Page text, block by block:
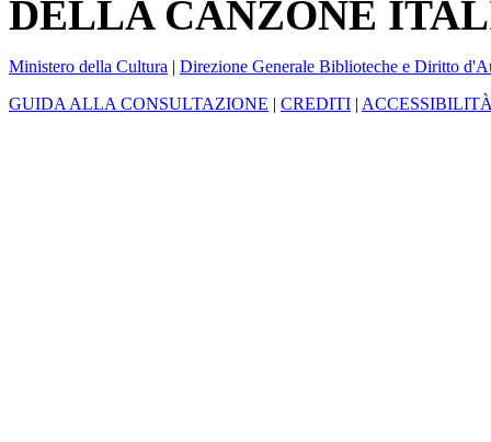
DELLA CANZONE
Ministero della Cultura | Direzione Generale Biblioteche e Diritto
GUIDA ALLA CONSULTAZIONE | CREDITI |